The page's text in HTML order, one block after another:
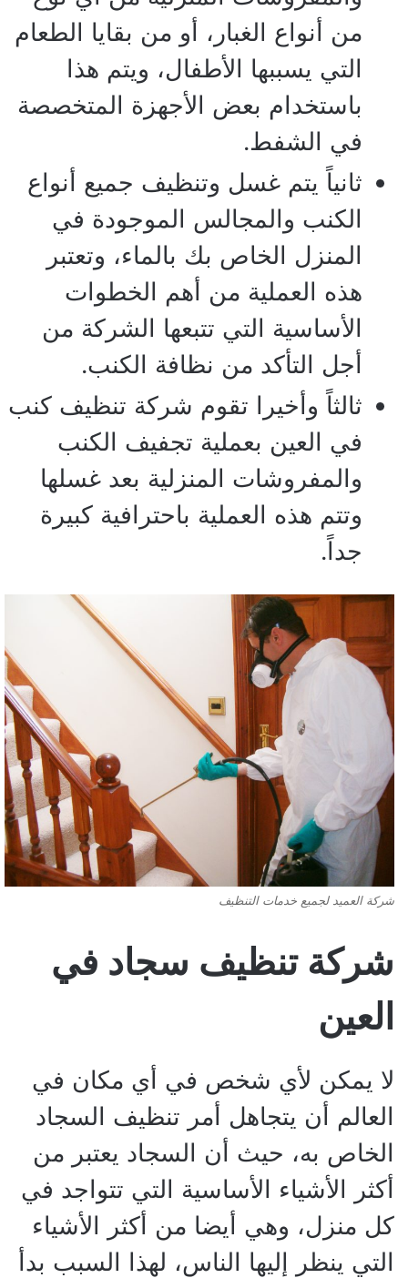
من أنواع الغبار، أو من بقايا الطعام
التي يسببها الأطفال، ويتم هذا
باستخدام بعض الأجهزة المتخصصة
في الشفط.
ثانياً يتم غسل وتنظيف جميع أنواع
الكنب والمجالس الموجودة في
المنزل الخاص بك بالماء، وتعتبر
هذه العملية من أهم الخطوات
الأساسية التي تتبعها الشركة من
أجل التأكد من نظافة الكنب.
ثالثاً وأخيرا تقوم شركة تنظيف كنب
في العين بعملية تجفيف الكنب
والمفروشات المنزلية بعد غسلها
وتتم هذه العملية باحترافية كبيرة
جداً.
شركة العميد لجميع خدمات التنظيف
شركة تنظيف سجاد في
العين
لا يمكن لأي شخص في أي مكان في
العالم أن يتجاهل أمر تنظيف السجاد
الخاص به، حيث أن السجاد يعتبر من
أكثر الأشياء الأساسية التي تتواجد في
كل منزل، وهي أيضا من أكثر الأشياء
التي ينظر إليها الناس، لهذا السبب بدأ